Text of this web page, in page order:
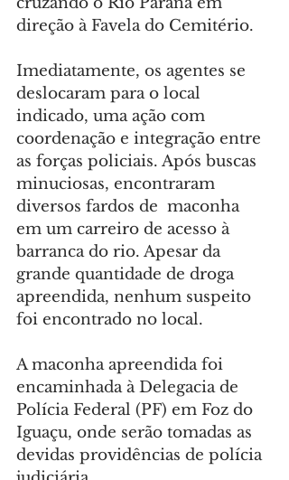
direção à Favela do Cemitério.
Imediatamente, os agentes se
deslocaram para o local
indicado, uma ação com
coordenação e integração entre
as forças policiais. Após buscas
minuciosas, encontraram
diversos fardos de  maconha
em um carreiro de acesso à
barranca do rio. Apesar da
grande quantidade de droga
apreendida, nenhum suspeito
foi encontrado no local.
A maconha apreendida foi
encaminhada à Delegacia de
Polícia Federal (PF) em Foz do
Iguaçu, onde serão tomadas as
devidas providências de polícia